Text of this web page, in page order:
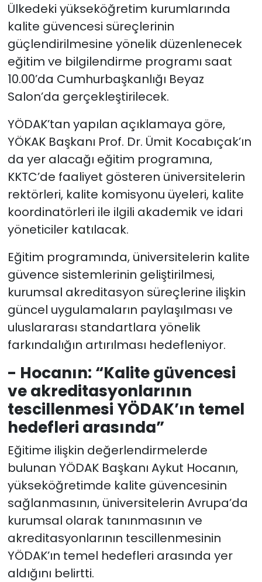
Ülkedeki yükseköğretim kurumlarında
kalite güvencesi süreçlerinin
güçlendirilmesine yönelik düzenlenecek
eğitim ve bilgilendirme programı saat
10.00’da Cumhurbaşkanlığı Beyaz
Salon’da gerçekleştirilecek.
YÖDAK’tan yapılan açıklamaya göre,
YÖKAK Başkanı Prof. Dr. Ümit Kocabıçak’ın
da yer alacağı eğitim programına,
KKTC’de faaliyet gösteren üniversitelerin
rektörleri, kalite komisyonu üyeleri, kalite
koordinatörleri ile ilgili akademik ve idari
yöneticiler katılacak.
Eğitim programında, üniversitelerin kalite
güvence sistemlerinin geliştirilmesi,
kurumsal akreditasyon süreçlerine ilişkin
güncel uygulamaların paylaşılması ve
uluslararası standartlara yönelik
farkındalığın artırılması hedefleniyor.
- Hocanın: “Kalite güvencesi
ve akreditasyonlarının
tescillenmesi YÖDAK’ın temel
hedefleri arasında”
Eğitime ilişkin değerlendirmelerde
bulunan YÖDAK Başkanı Aykut Hocanın,
yükseköğretimde kalite güvencesinin
sağlanmasının, üniversitelerin Avrupa’da
kurumsal olarak tanınmasının ve
akreditasyonlarının tescillenmesinin
YÖDAK’ın temel hedefleri arasında yer
aldığını belirtti.